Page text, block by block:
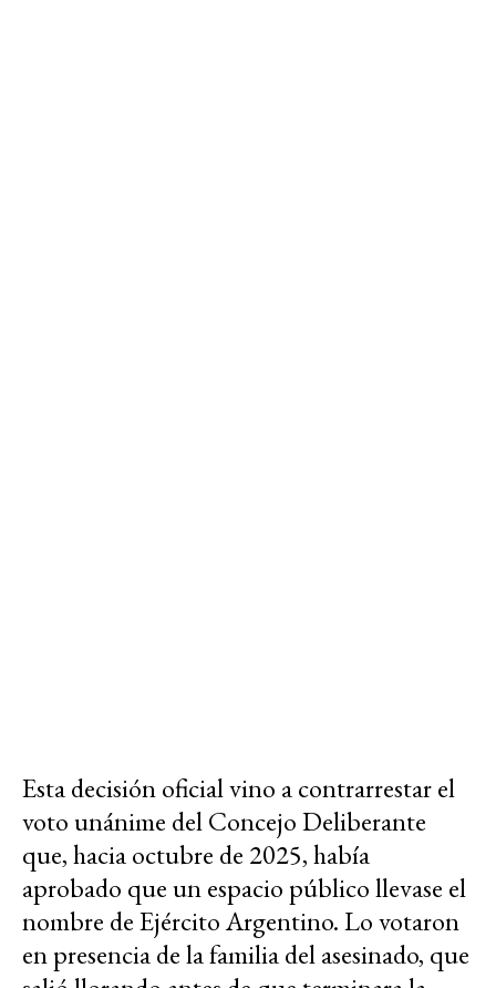
Esta decisión oficial vino a contrarrestar el
voto unánime del Concejo Deliberante
que, hacia octubre de 2025, había
aprobado que un espacio público llevase el
nombre deEjército Argentino. Lo votaron
en presencia de la familia del asesinado, que